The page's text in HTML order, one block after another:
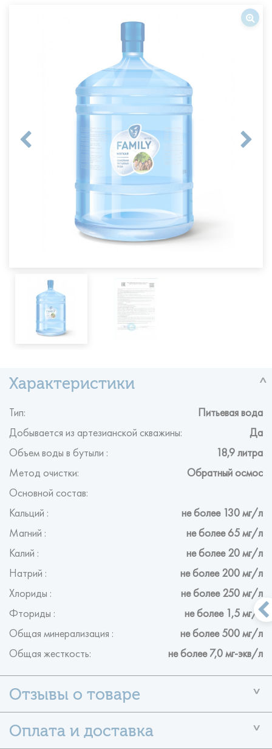
Тип: Питьевая вода
Добывается из артезианской скважины: Да
Объем воды в бутыли : 18,9 литра
Метод очистки: Обратный осмос
Основной состав:
Кальций : не более 130 мг/л
Магний : не более 65 мг/л
Калий : не более 20 мг/л
Натрий : не более 200 мг/л
Хлориды : не более 250 мг/л
Фториды : не более 1,5 мг/л
Общая минерализация : не более 500 мг/л
Общая жесткость: не более 7,0 мг-экв/л